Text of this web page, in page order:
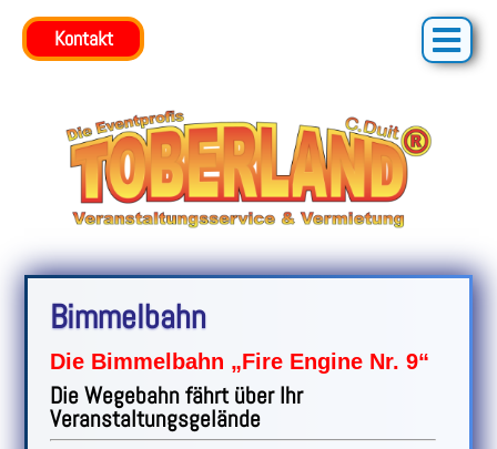
Bimmelbahn
Die Bimmelbahn „Fire Engine Nr. 9“
Die Wegebahn fährt über Ihr
Veranstaltungsgelände
Kontakt